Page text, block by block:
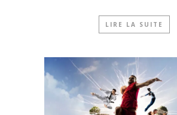
LIRE LA SUITE